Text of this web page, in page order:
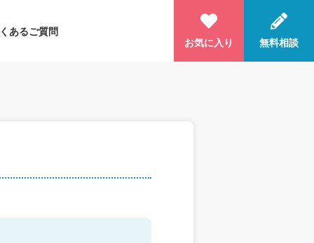
あるご質問
お気に入り
無料相談